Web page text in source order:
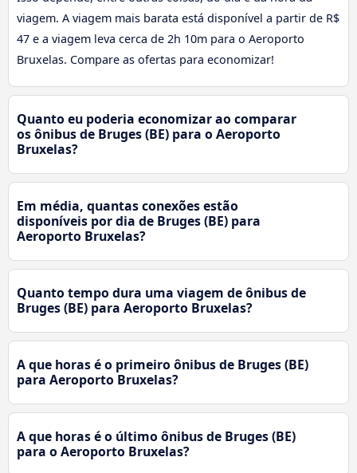
viagem. A viagem mais barata está disponível a partir de R$
47 e a viagem leva cerca de 2h 10m para o Aeroporto
Bruxelas. Compare as ofertas para economizar!
Quanto eu poderia economizar ao comparar
os ônibus de Bruges (BE) para o Aeroporto
Bruxelas?
Em média, quantas conexões estão
disponíveis por dia de Bruges (BE) para
Aeroporto Bruxelas?
Quanto tempo dura uma viagem de ônibus de
Bruges (BE) para Aeroporto Bruxelas?
A que horas é o primeiro ônibus de Bruges (BE)
para Aeroporto Bruxelas?
A que horas é o último ônibus de Bruges (BE)
para o Aeroporto Bruxelas?